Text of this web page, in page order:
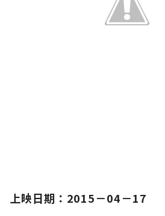
上映日期：2015－04－17